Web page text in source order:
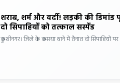
शराब, शर्म और वर्दी! लड़की की
दो सिपाहियों को तत्काल सस्पेंड
कुशीनगर। जिले के कसया थाने में तैनात दो सिपाहियों